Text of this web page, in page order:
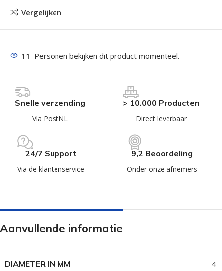
Vergelijken
11 Personen bekijken dit product momenteel.
Snelle verzending
Via PostNL
> 10.000 Producten
Direct leverbaar
24/7 Support
Via de klantenservice
9,2 Beoordeling
Onder onze afnemers
Aanvullende informatie
DIAMETER IN MM 4